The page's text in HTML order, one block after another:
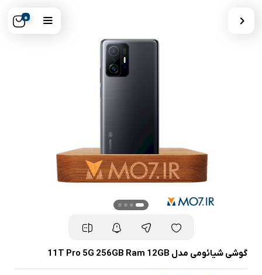
0
گوشی شیائومی مدل 11T Pro 5G 256GB Ram 12GB